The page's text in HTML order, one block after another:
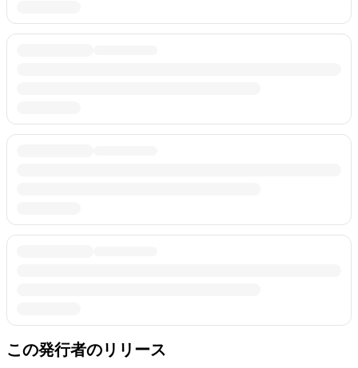
この発行者のリリース